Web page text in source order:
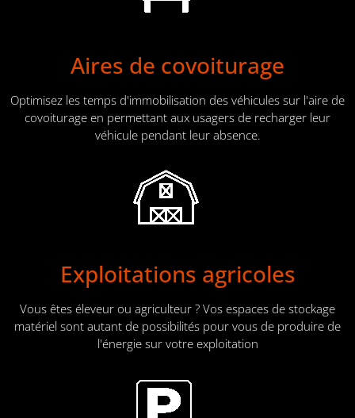
Aires de covoiturage
Optimisez les temps d'immobilisation des véhicules sur l'aire de
covoiturage en permettant aux usagers de recharger leur
véhicule pendant leur absence.
Exploitations agricoles
Vous êtes éleveur ou agriculteur ? Vos espaces de stockage
matériel sont autant de possibilités pour vous de produire de
l'énergie sur votre exploitation